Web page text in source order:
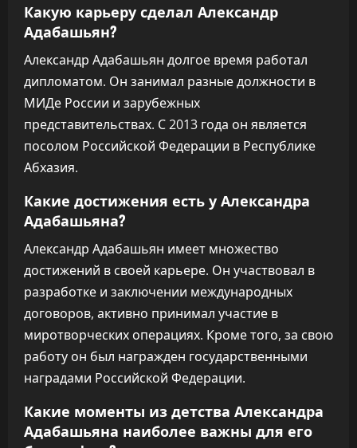
Какую карьеру сделал Александр
Адабашьян?
Александр Адабашьян долгое время работал
дипломатом. Он занимал разные должности в
МИДе России и зарубежных
представительствах. С 2013 года он является
посолом Российской Федерации в Республике
Абхазия.
Какие достижения есть у Александра
Адабашьяна?
Александр Адабашьян имеет множество
достижений в своей карьере. Он участвовал в
разработке и заключении международных
договоров, активно принимал участие в
миротворческих операциях. Кроме того, за свою
работу он был награжден государственными
наградами Российской Федерации.
Какие моменты из детства Александра
Адабашьяна наиболее важны для его